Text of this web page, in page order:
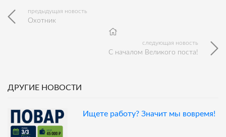
предыдущая новость
Охотник
следующая новость
С началом Великого поста!
ДРУГИЕ НОВОСТИ
Ищете работу? Значит мы вовремя!